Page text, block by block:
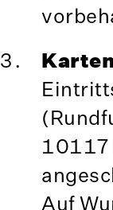
10117
Auf